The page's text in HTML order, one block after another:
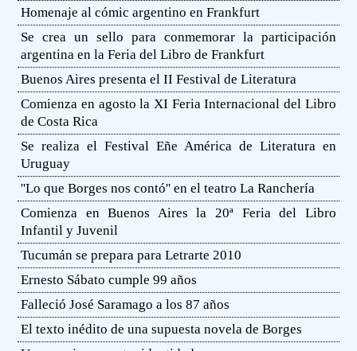
Homenaje al cómic argentino en Frankfurt
Se crea un sello para conmemorar la participación
argentina en la Feria del Libro de Frankfurt
Buenos Aires presenta el II Festival de Literatura
Comienza en agosto la XI Feria Internacional del Libro
de Costa Rica
Se realiza el Festival Eñe América de Literatura en
Uruguay
''Lo que Borges nos contó'' en el teatro La Ranchería
Comienza en Buenos Aires la 20ª Feria del Libro
Infantil y Juvenil
Tucumán se prepara para Letrarte 2010
Ernesto Sábato cumple 99 años
Falleció José Saramago a los 87 años
El texto inédito de una supuesta novela de Borges